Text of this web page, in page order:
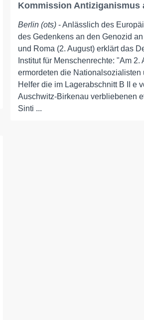
Kommission Antiziganismus
Berlin (ots) - Anlässlich des
des Gedenkens an den Genozid
und Roma (2. August) erklärt das
Institut für Menschenrechte: "Am 2.
ermordeten die Nationalsozialisten
Helfer die im Lagerabschnitt B II e
Auschwitz-Birkenau verbliebenen
Sinti ...